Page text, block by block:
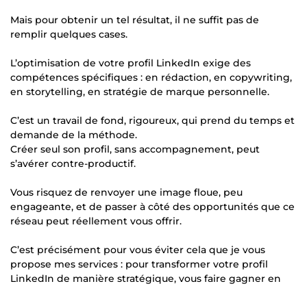
Mais pour obtenir un tel résultat, il ne suffit pas de
remplir quelques cases.
L’optimisation de votre profil LinkedIn exige des
compétences spécifiques : en rédaction, en copywriting,
en storytelling, en stratégie de marque personnelle.
C’est un travail de fond, rigoureux, qui prend du temps et
demande de la méthode.
Créer seul son profil, sans accompagnement, peut
s’avérer contre-productif.
Vous risquez de renvoyer une image floue, peu
engageante, et de passer à côté des opportunités que ce
réseau peut réellement vous offrir.
C’est précisément pour vous éviter cela que je vous
propose mes services : pour transformer votre profil
LinkedIn de manière stratégique, vous faire gagner en